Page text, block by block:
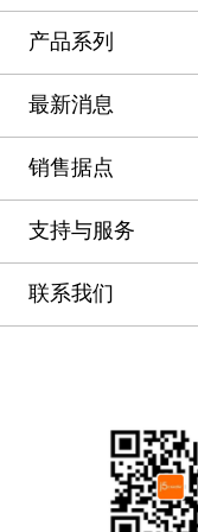
产品系列
最新消息
销售据点
支持与服务
联系我们